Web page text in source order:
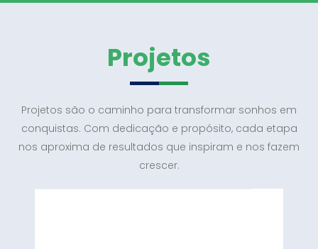
Projetos
Projetos são o caminho para transformar sonhos em
conquistas. Com dedicação e propósito, cada etapa
nos aproxima de resultados que inspiram e nos fazem
crescer.